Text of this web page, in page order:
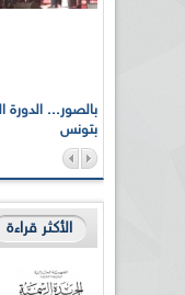
بتونس
الأكثر قراءة